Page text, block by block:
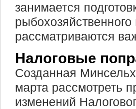
занимается
рассматриваются
Налоговые
Созданная
марта рассмотреть
изменений